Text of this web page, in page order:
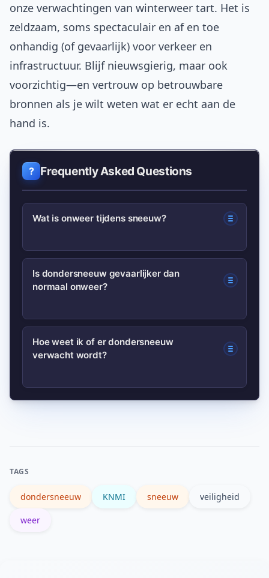
onze verwachtingen van winterweer tart. Het is
zeldzaam, soms spectaculair en af en toe
onhandig (of gevaarlijk) voor verkeer en
infrastructuur. Blijf nieuwsgierig, maar ook
voorzichtig—en vertrouw op betrouwbare
bronnen als je wilt weten wat er echt aan de
hand is.
Frequently Asked Questions
Wat is onweer tijdens sneeuw?
Onweer tijdens sneeuw, of
thundersnow, is onweer waarvan de
Het ontstaat door convectie in koude
luchtlagen gecombineerd met
voldoende vocht.
Is dondersneeuw gevaarlijker dan
normaal onweer?
Niet per se gevaarlijker qua
blikseminslag, maar dondersneeuw kan
Hoe weet ik of er dondersneeuw
verwacht wordt?
Er is geen speciale dondersneeuw-
TAGS
dondersneeuw KNMI sneeuw veiligheid
weer